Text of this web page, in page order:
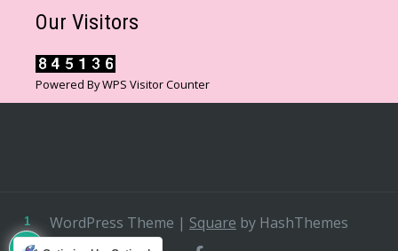
Our Visitors
Powered ByWPS Visitor Counter
WordPress Theme | Square by HashThemes
1